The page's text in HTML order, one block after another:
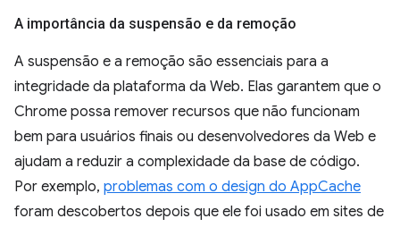
A importância da suspensão e da remoção
A suspensão e a remoção são essenciais para a
integridade da plataforma da Web. Elas garantem que o
Chrome possa remover recursos que não funcionam
bem para usuários finais ou desenvolvedores da Web e
ajudam a reduzir a complexidade da base de código.
Por exemplo, problemas com o design do AppCache
foram descobertos depois que ele foi usado em sites de